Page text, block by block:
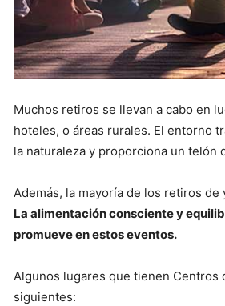
Muchos retiros se llevan a cabo en
hoteles, o áreas rurales. El entorno
la naturaleza y proporciona un telón
Además, la mayoría de los retiros
La alimentación consciente y
promueve en estos eventos.
Algunos lugares que tienen Centros
siguientes: